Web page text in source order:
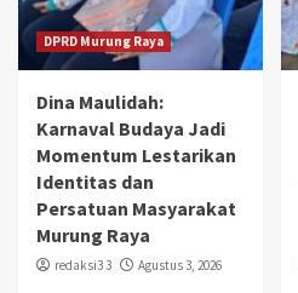
DPRD Murung Raya
Dina Maulidah:
Karnaval Budaya Jadi
Momentum Lestarikan
Identitas dan
Persatuan Masyarakat
Murung Raya
redaksi3 3 Agustus 3, 2026